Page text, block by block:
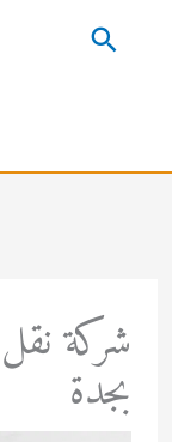
البحث
شركة
بجدة